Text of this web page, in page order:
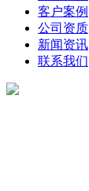
客户案例
公司资质
新闻资讯
联系我们